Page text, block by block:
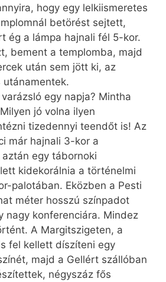
hogy egy lelkiismeretes
betörést sejtett,
ég a lámpa hajnali fél 5-kor.
bement a templomba, majd
után sem jött ki, az
utánamentek.
egy napja? Mintha
jó volna ilyen
tizedennyi teendőt is! Az
már hajnali 3-kor a
egy tábornoki
kidekorálnia a történelmi
palotában. Eközben a Pesti
méter hosszú színpadot
nagy konferenciára. Mindez
A Margitszigeten, a
fel kellett díszíteni egy
majd a Gellért szállóban
négyszáz fős